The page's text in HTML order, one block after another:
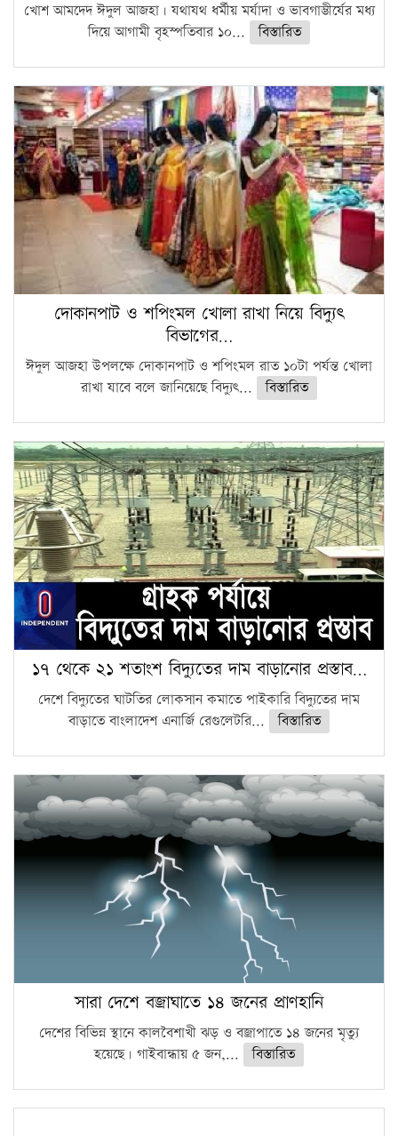
খোশ আমদেদ ঈদুল আজহা। যথাযথ ধর্মীয় মর্যাদা ও ভাবগাম্ভীর্যের মধ্য
দিয়ে আগামী বৃহস্পতিবার ১০...
বিস্তারিত
দোকানপাট ও শপিংমল খোলা রাখা নিয়ে বিদ্যুৎ
বিভাগের…
ঈদুল আজহা উপলক্ষে দোকানপাট ও শপিংমল রাত ১০টা পর্যন্ত খোলা
রাখা যাবে বলে জানিয়েছে বিদ্যুৎ...
বিস্তারিত
১৭ থেকে ২১ শতাংশ বিদ্যুতের দাম বাড়ানোর প্রস্তাব…
দেশে বিদ্যুতের ঘাটতির লোকসান কমাতে পাইকারি বিদ্যুতের দাম
বাড়াতে বাংলাদেশ এনার্জি রেগুলেটরি...
বিস্তারিত
সারা দেশে বজ্রাঘাতে ১৪ জনের প্রাণহানি
দেশের বিভিন্ন স্থানে কালবৈশাখী ঝড় ও বজ্রাপাতে ১৪ জনের মৃত্যু
হয়েছে। গাইবান্ধায় ৫ জন,...
বিস্তারিত